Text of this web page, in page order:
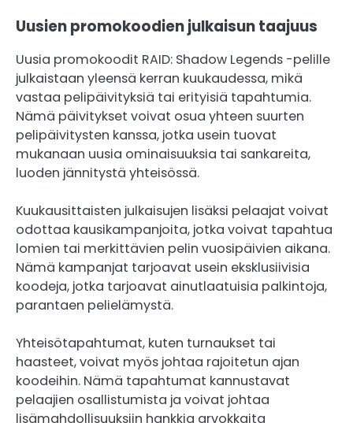
Uusien promokoodien julkaisun taajuus
Uusia promokoodit RAID: Shadow Legends -pelille
julkaistaan yleensä kerran kuukaudessa, mikä
vastaa pelipäivityksiä tai erityisiä tapahtumia.
Nämä päivitykset voivat osua yhteen suurten
pelipäivitysten kanssa, jotka usein tuovat
mukanaan uusia ominaisuuksia tai sankareita,
luoden jännitystä yhteisössä.
Kuukausittaisten julkaisujen lisäksi pelaajat voivat
odottaa kausikampanjoita, jotka voivat tapahtua
lomien tai merkittävien pelin vuosipäivien aikana.
Nämä kampanjat tarjoavat usein eksklusiivisia
koodeja, jotka tarjoavat ainutlaatuisia palkintoja,
parantaen pelielämystä.
Yhteisötapahtumat, kuten turnaukset tai
haasteet, voivat myös johtaa rajoitetun ajan
koodeihin. Nämä tapahtumat kannustavat
pelaajien osallistumista ja voivat johtaa
lisämahdollisuuksiin hankkia arvokkaita